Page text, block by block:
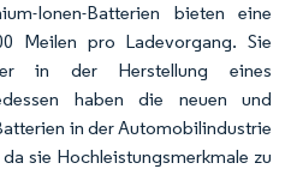
Ionen-Batterien bieten eine
Meilen pro Ladevorgang. Sie
in der Herstellung eines
haben die neuen und
in der Automobilindustrie
sie Hochleistungsmerkmale zu